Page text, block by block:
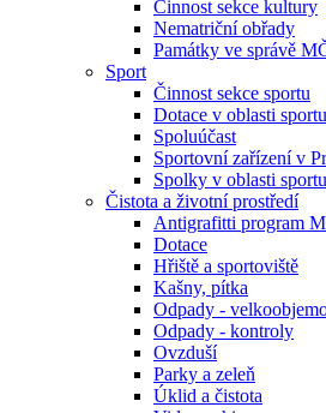
Činnost sekce kultury
Nematriční obřady
Památky ve správě
Sport
Činnost sekce sportu
Dotace v oblasti sportu
Spoluúčast
Sportovní zařízení v
Spolky v oblasti sportu
Čistota a životní prostředí
Antigrafitti program
Dotace
Hřiště a sportoviště
Kašny, pítka
Odpady -
Odpady - kontroly
Ovzduší
Parky a zeleň
Úklid a čistota